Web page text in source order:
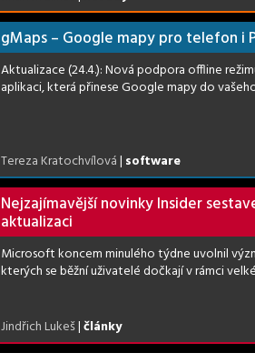
gMaps – Google mapy pro telefon i
Aktualizace (24.4.): Nová podpora offline
aplikaci, která přinese Google mapy do
Tereza Kratochvílová| software
Nejzajímavější novinky Insider
aktualizaci
Microsoft koncem minulého týdne uvolnil
kterých se běžní uživatelé dočkají v rámci
Jindřich Lukeš|články